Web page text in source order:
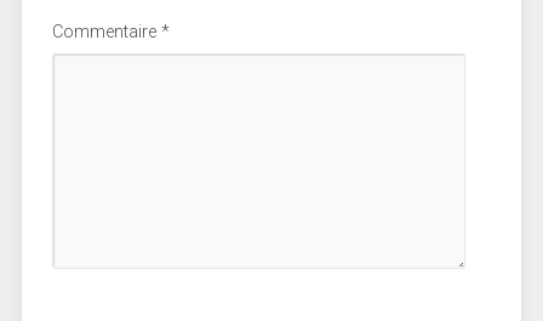
Commentaire *